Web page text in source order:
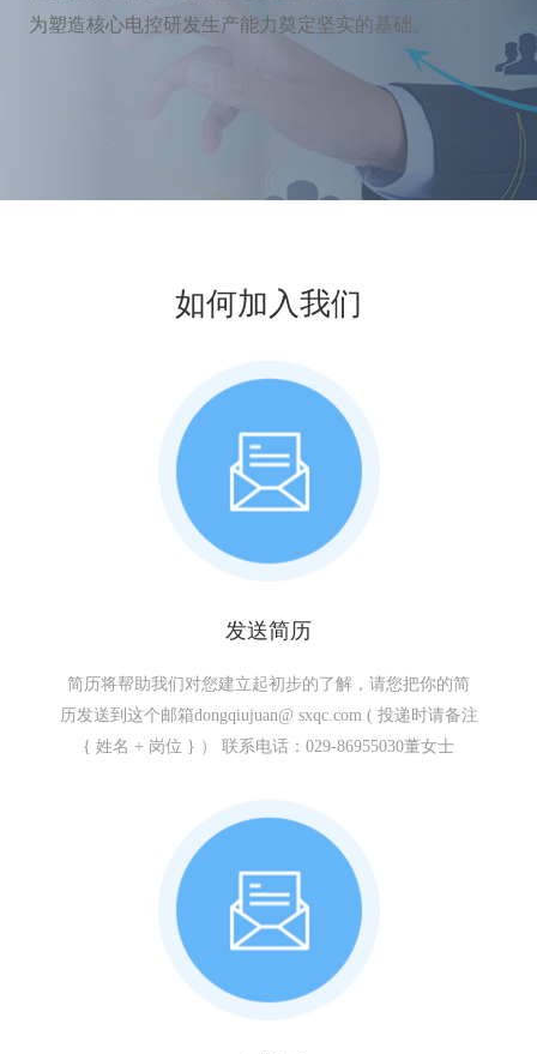
为塑造核心电控研发生产能力奠定坚实的基础。
如何加入我们
发送简历
简历将帮助我们对您建立起初步的了解，请您把你的简
历发送到这个邮箱dongqiujuan@ sxqc.com ( 投递时请备注
{ 姓名 + 岗位 } ） 联系电话：029-86955030董女士